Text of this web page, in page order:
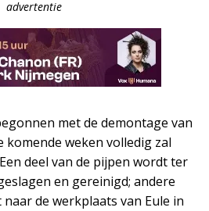
advertentie
met de demontage van
komende weken volledig zal
deel van de pijpen wordt ter
en gereinigd; andere
de werkplaats van Eule in